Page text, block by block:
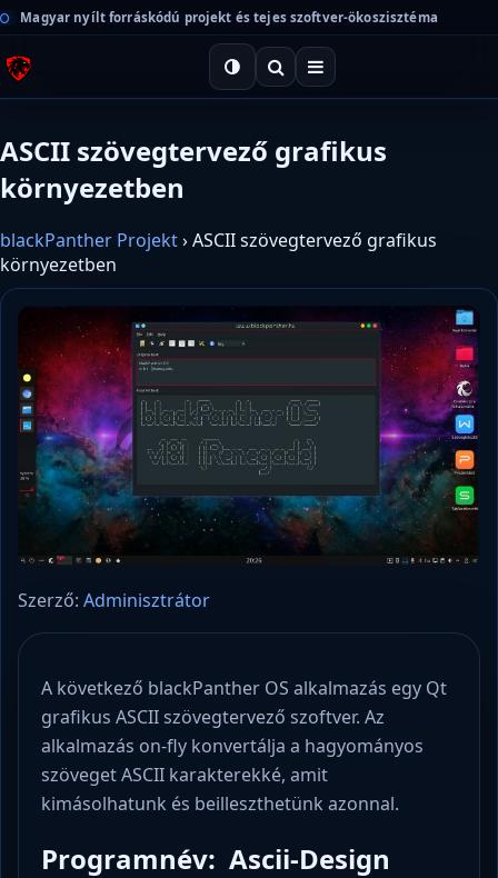
Magyar nyílt forráskódú projekt és tejes szoftver-ökoszisztéma
ASCII szövegtervező grafikus
környezetben
blackPanther Projekt›ASCII szövegtervező grafikus
környezetben
Szerző: Adminisztrátor
A következő blackPanther OS alkalmazás egy Qt
grafikus ASCII szövegtervező szoftver. Az
alkalmazás on-fly konvertálja a hagyományos
szöveget ASCII karakterekké, amit
kimásolhatunk és beilleszthetünk azonnal.
Programnév: Ascii-Design